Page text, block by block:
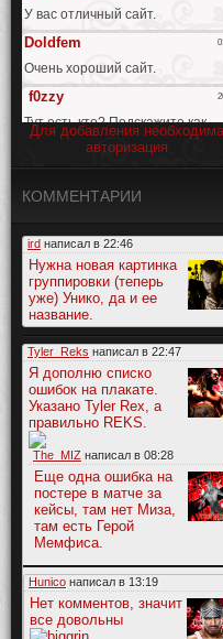
Для добавления
авторизация
КОММЕНТАРИИ
ird написал в 22:46
Нужна новая картинка
группировки (теперь
уже) Унико, да и ее
название.
Tyler_Reks написал в 22:47
Я дополню списко
ошибок на плакате.
Указано Tyler Rex, а
правильно REKS.
The_MIZ написал в 08:28
Еще одна ошибка на
постере в матче за
кейсы, там нет Миза,
там есть Герой
Мемфиса.
Hunico написал в 13:19
Нет комментов, значит
все довольны